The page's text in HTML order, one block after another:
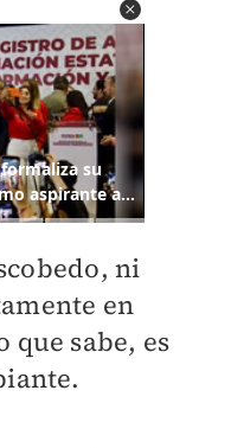
ni
en
que sabe, es